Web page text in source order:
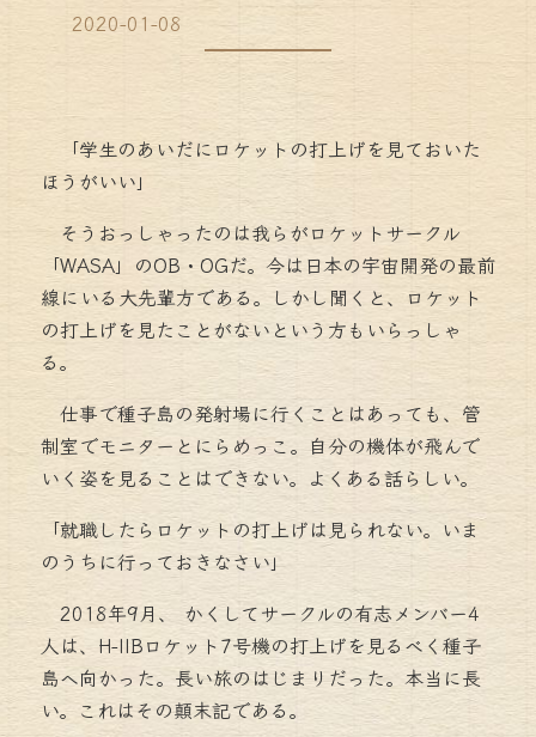
2020-01-08
「学生のあいだにロケットの打上げを見ておいた
ほうがいい」
そうおっしゃったのは我らがロケットサークル
「WASA」のOB・OGだ。今は日本の宇宙開発の最前
線にいる大先輩方である。しかし聞くと、ロケット
の打上げを見たことがないという方もいらっしゃ
る。
仕事で種子島の発射場に行くことはあっても、管
制室でモニターとにらめっこ。自分の機体が飛んで
いく姿を見ることはできない。よくある話らしい。
「就職したらロケットの打上げは見られない。いま
のうちに行っておきなさい」
2018年9月、 かくしてサークルの有志メンバー4
人は、H-IIBロケット7号機の打上げを見るべく種子
島へ向かった。長い旅のはじまりだった。本当に長
い。これはその顛末記である。